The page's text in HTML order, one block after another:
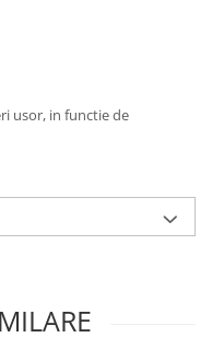
usor, in functie de